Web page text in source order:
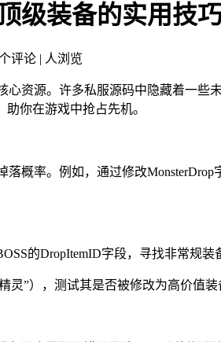
级装备的实用技巧
评论 | 人浏览
资源。许多私服源码中隐藏着一
你在游戏中抢占先机。
概率。例如，通过修改
的DropItemID字段，寻找非常规装
”），测试其是否被修改为高价值装